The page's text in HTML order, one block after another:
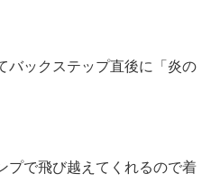
バックステップ直後に「炎の
プで飛び越えてくれるので着